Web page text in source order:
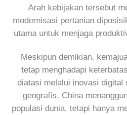
Arah kebijakan tersebut
modernisasi pertanian
utama untuk menjaga
Meskipun demikian,
tetap menghadapi
diatasi melalui inovasi digital
geografis. China
populasi dunia, tetapi hanya